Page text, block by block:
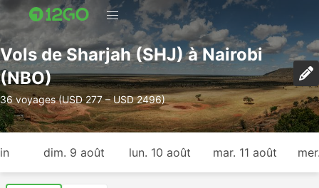
Vols de Sharjah (SHJ) à Nairobi
(NBO)
36 voyages (USD 277 – USD 2496)
dim. 9 août lun. 10 août mar. 11 août